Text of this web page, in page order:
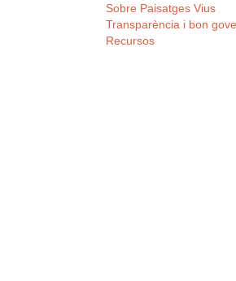
Sobre Paisatges Vius
Transparència i bon
Recursos